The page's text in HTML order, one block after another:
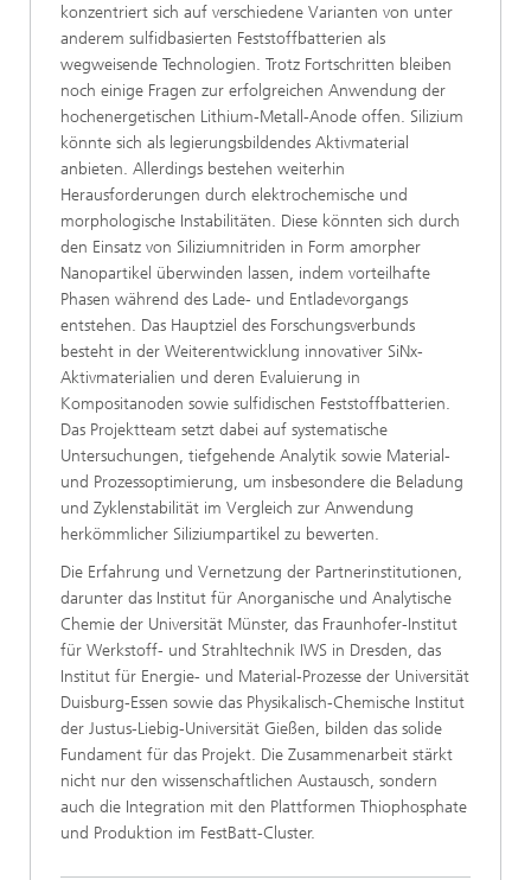
konzentriert sich auf verschiedene Varianten von unter
anderem sulfidbasierten Feststoffbatterien als
wegweisende Technologien. Trotz Fortschritten bleiben
noch einige Fragen zur erfolgreichen Anwendung der
hochenergetischen Lithium-Metall-Anode offen. Silizium
könnte sich als legierungsbildendes Aktivmaterial
anbieten. Allerdings bestehen weiterhin
Herausforderungen durch elektrochemische und
morphologische Instabilitäten. Diese könnten sich durch
den Einsatz von Siliziumnitriden in Form amorpher
Nanopartikel überwinden lassen, indem vorteilhafte
Phasen während des Lade- und Entladevorgangs
entstehen. Das Hauptziel des Forschungsverbunds
besteht in der Weiterentwicklung innovativer SiNx-
Aktivmaterialien und deren Evaluierung in
Kompositanoden sowie sulfidischen Feststoffbatterien.
Das Projektteam setzt dabei auf systematische
Untersuchungen, tiefgehende Analytik sowie Material-
und Prozessoptimierung, um insbesondere die Beladung
und Zyklenstabilität im Vergleich zur Anwendung
herkömmlicher Siliziumpartikel zu bewerten.
Die Erfahrung und Vernetzung der Partnerinstitutionen,
darunter das Institut für Anorganische und Analytische
Chemie der Universität Münster, das Fraunhofer-Institut
für Werkstoff- und Strahltechnik IWS in Dresden, das
Institut für Energie- und Material-Prozesse der Universität
Duisburg-Essen sowie das Physikalisch-Chemische Institut
der Justus-Liebig-Universität Gießen, bilden das solide
Fundament für das Projekt. Die Zusammenarbeit stärkt
nicht nur den wissenschaftlichen Austausch, sondern
auch die Integration mit den Plattformen Thiophosphate
und Produktion im FestBatt-Cluster.